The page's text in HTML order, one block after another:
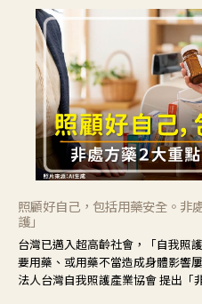
照顧好自己，包括用藥安全。非
護」
台灣已邁入超高齡社會，「自我照
要用藥、或用藥不當造成身體影響
法人台灣自我照護產業協會 提出「